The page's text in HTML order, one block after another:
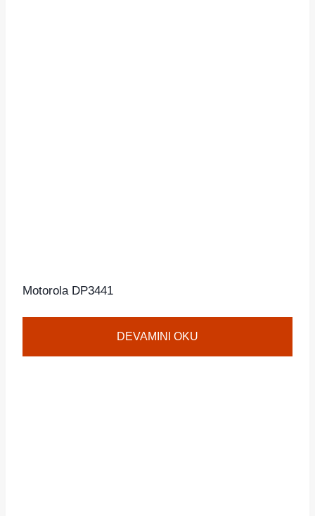
Motorola DP3441
DEVAMINI OKU